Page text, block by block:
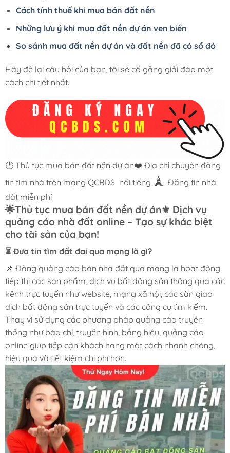
Cách tính thuế khi mua bán đất nền
Những lưu ý khi mua đất nền dự án ven biển
So sánh mua đất nền dự án và đất nền đã có sổ đỏ
Hãy để lại câu hỏi của bạn, tôi sẽ cố gắng giải đáp một
cách chi tiết nhất.
🕐 Thủ tục mua bán đất nền dự án❤️ Địa chỉ chuyên đăng
tin tìm nhà trên mạng QCBDS nổi tiếng 🗼 Đăng tin nhà
đất miễn phí
🌟Thủ tục mua bán đất nền dự án⚜️ Dịch vụ
quảng cáo nhà đất online – Tạo sự khác biệt
cho tài sản của bạn!
⏳ Đưa tin tìm đất đai qua mạng là gì?
📌 Đăng quảng cáo bán nhà đất qua mạng là hoạt động
tiếp thị các sản phẩm, dịch vụ bất động sản thông qua các
kênh trực tuyến như website, mạng xã hội, các sàn giao
dịch bất động sản trực tuyến và các công cụ tìm kiếm.
Thay vì sử dụng các phương pháp quảng cáo truyền
thống như báo chí, truyền hình, bảng hiệu, quảng cáo
online giúp tiếp cận khách hàng một cách nhanh chóng,
hiệu quả và tiết kiệm chi phí hơn.